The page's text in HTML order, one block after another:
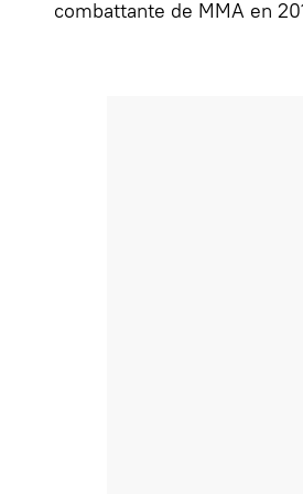
combattante de MMA en